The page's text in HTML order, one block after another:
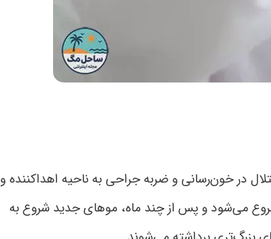
در خون‌رسانی و ضربه جراحی به ناحیه اهداکننده و
۴ تا ۶ هفته پس از جراحی شروع می‌شود و پس از چند ماه، موهای جدید شروع به